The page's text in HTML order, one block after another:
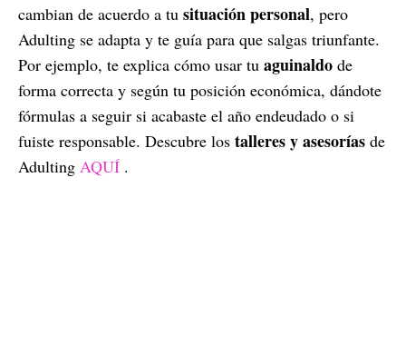
cambian de acuerdo a tu situación personal, pero
Adulting se adapta y te guía para que salgas triunfante.
Por ejemplo, te explica cómo usar tu aguinaldo de
forma correcta y según tu posición económica, dándote
fórmulas a seguir si acabaste el año endeudado o si
fuiste responsable. Descubre los talleres y asesorías de
Adulting AQUÍ .